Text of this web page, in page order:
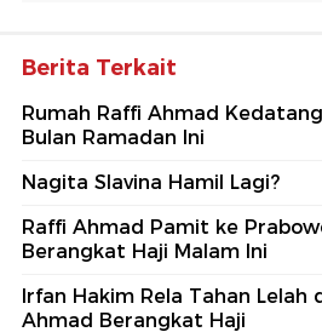
Berita Terkait
Rumah Raffi Ahmad
Bulan Ramadan Ini
Nagita Slavina Hamil Lagi?
Raffi Ahmad Pamit ke
Berangkat Haji Malam Ini
Irfan Hakim Rela Tahan Lelah
Ahmad Berangkat Haji